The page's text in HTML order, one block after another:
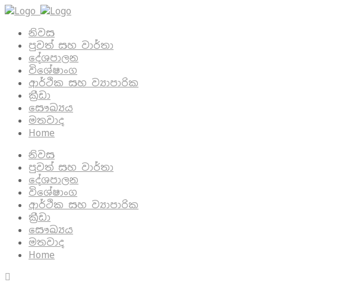
නිවස
පුවත් සහ වාර්තා
දේශපාලන
විශේෂාංග
ආර්ථික සහ ව්‍යාපාරික
ක්‍රීඩා
සෞඛ්‍යය
මතවාද
Home
නිවස
පුවත් සහ වාර්තා
දේශපාලන
විශේෂාංග
ආර්ථික සහ ව්‍යාපාරික
ක්‍රීඩා
සෞඛ්‍යය
මතවාද
Home